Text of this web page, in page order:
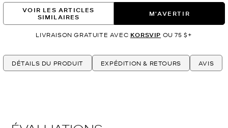
VOIR LES ARTICLES
SIMILAIRES
M'AVERTIR
LIVRAISON GRATUITE AVEC KORSVIP OU 75 $+
DÉTAILS DU PRODUIT EXPÉDITION & RETOURS AVIS